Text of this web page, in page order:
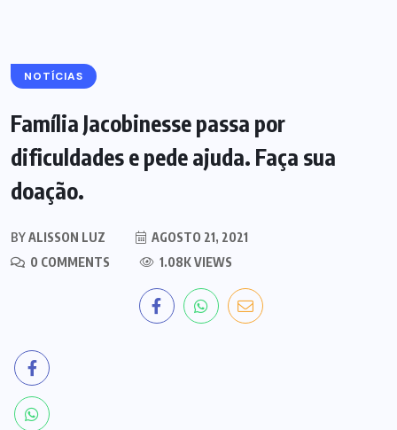
NOTÍCIAS
Família Jacobinesse passa por
dificuldades e pede ajuda. Faça sua
doação.
BYALISSON LUZ
AGOSTO 21, 2021
0 COMMENTS
1.08K VIEWS